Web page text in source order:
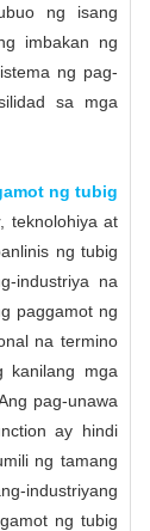
ng isang
imbakan ng
ng pag-
sa mga
ng tubig
teknolohiya at
ng tubig
industriya na
paggamot ng
na termino
kanilang mga
pag-unawa
ay hindi
ng tamang
industriyang
ng tubig